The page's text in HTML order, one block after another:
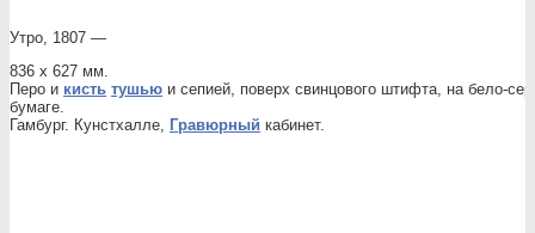
Утро, 1807 —
836 x 627 мм.
Перо и кисть тушью и сепией, поверх свинцового штифта, на бело-
бумаге.
Гамбург. Кунстхалле, Гравюрный кабинет.